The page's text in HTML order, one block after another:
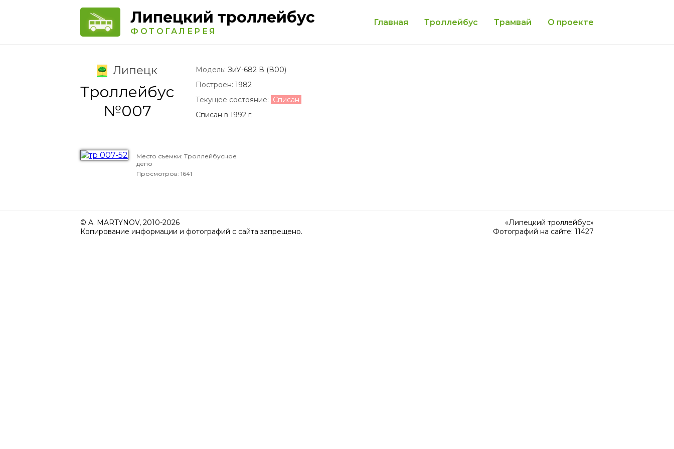
Липецкий троллейбус
ФОТОГАЛЕРЕЯ
Главная Троллейбус Трамвай О проекте
Липецк
Троллейбус
№007
Модель: ЗиУ-682 В (В00)
Построен: 1982
Текущее состояние: Списан
Списан в 1992 г.
Место съемки: Троллейбусное
депо
Просмотров: 1641
© A. MARTYNOV, 2010-2026
Копирование информации и фотографий с сайта запрещено.
«Липецкий троллейбус»
Фотографий на сайте: 11427